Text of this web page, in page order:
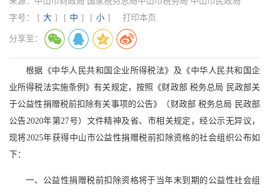
字号：
[ 大 ] [ 中 ] [ 小 ] 打印本页
分享至：
根据《中华人民共和国企业所得税法》及《中华人民共和国企
业所得税法实施条例》有关规定，按照《财政部 税务总局 民政部关
于公益性捐赠税前扣除有关事项的公告》（财政部 税务总局 民政部
公告2020年第27号）文件精神及省、市相关规定，经公示无异议，
现将2025年获得中山市公益性捐赠税前扣除资格的社会组织公布如
下：
一、公益性捐赠税前扣除资格将于当年末到期的公益性社会组